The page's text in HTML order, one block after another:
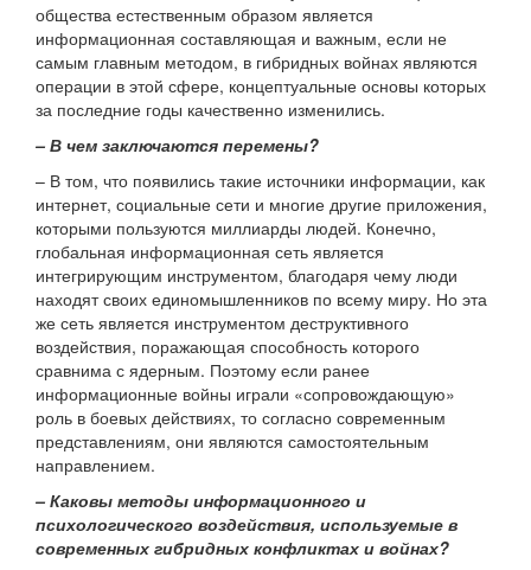
общества естественным образом является
информационная составляющая и важным, если не
самым главным методом, в гибридных войнах являются
операции в этой сфере, концептуальные основы которых
за последние годы качественно изменились.
– В чем заключаются перемены?
– В том, что появились такие источники информации, как
интернет, социальные сети и многие другие приложения,
которыми пользуются миллиарды людей. Конечно,
глобальная информационная сеть является
интегрирующим инструментом, благодаря чему люди
находят своих единомышленников по всему миру. Но эта
же сеть является инструментом деструктивного
воздействия, поражающая способность которого
сравнима с ядерным. Поэтому если ранее
информационные войны играли «сопровождающую»
роль в боевых действиях, то согласно современным
представлениям, они являются самостоятельным
направлением.
– Каковы методы информационного и
психологического воздействия, используемые в
современных гибридных конфликтах и войнах?